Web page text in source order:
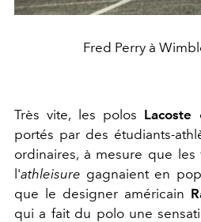
Fred Perry à
Très vite, les polos Lacoste
portés par des étudiants-
ordinaires, à mesure que
l'athleisure gagnaient en
que le designer américain
qui a fait du polo une